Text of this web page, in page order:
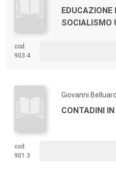
EDUCAZIONE
SOCIALISMO
cod.
903.4
Giovanni
CONTADINI
cod.
901.3